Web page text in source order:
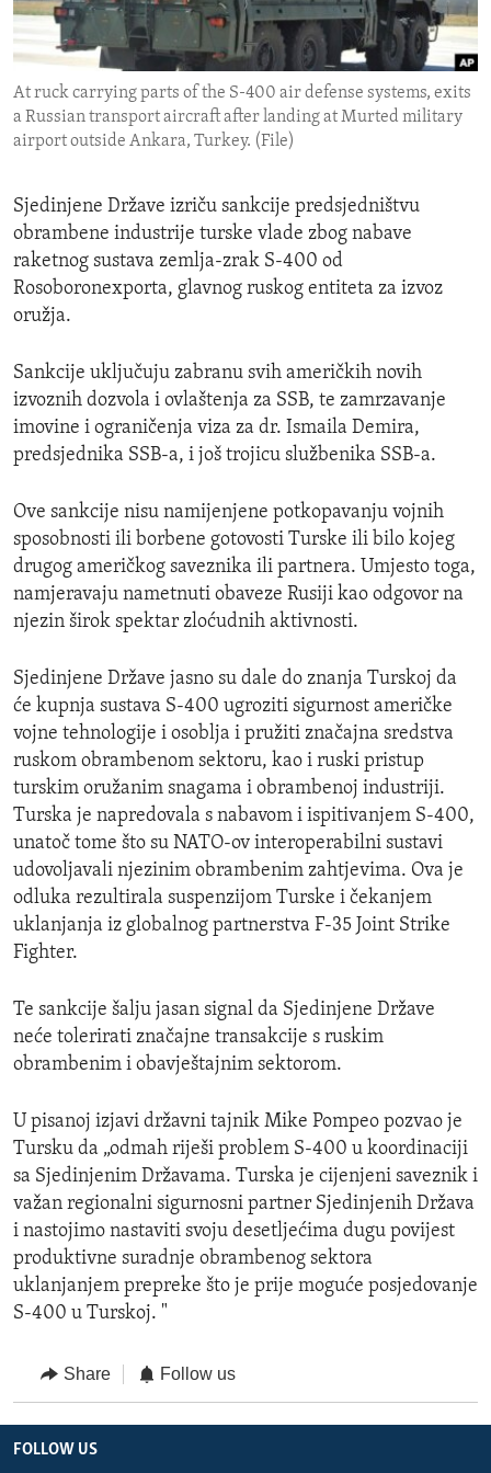
ENVIRONMENT AND HEALTH
IDEALS AND INSTITUTIONS
At ruck carrying parts of the S-400 air defense systems, exits
a Russian transport aircraft after landing at Murted military
airport outside Ankara, Turkey. (File)
Sjedinjene Države izriču sankcije predsjedništvu
obrambene industrije turske vlade zbog nabave
raketnog sustava zemlja-zrak S-400 od
Rosoboronexporta, glavnog ruskog entiteta za izvoz
oružja.
Sankcije uključuju zabranu svih američkih novih
izvoznih dozvola i ovlaštenja za SSB, te zamrzavanje
imovine i ograničenja viza za dr. Ismaila Demira,
predsjednika SSB-a, i još trojicu službenika SSB-a.
Ove sankcije nisu namijenjene potkopavanju vojnih
sposobnosti ili borbene gotovosti Turske ili bilo kojeg
drugog američkog saveznika ili partnera. Umjesto toga,
namjeravaju nametnuti obaveze Rusiji kao odgovor na
njezin širok spektar zloćudnih aktivnosti.
Sjedinjene Države jasno su dale do znanja Turskoj da
će kupnja sustava S-400 ugroziti sigurnost američke
vojne tehnologije i osoblja i pružiti značajna sredstva
ruskom obrambenom sektoru, kao i ruski pristup
turskim oružanim snagama i obrambenoj industriji.
Turska je napredovala s nabavom i ispitivanjem S-400,
unatoč tome što su NATO-ov interoperabilni sustavi
udovoljavali njezinim obrambenim zahtjevima. Ova je
odluka rezultirala suspenzijom Turske i čekanjem
uklanjanja iz globalnog partnerstva F-35 Joint Strike
Fighter.
Te sankcije šalju jasan signal da Sjedinjene Države
neće tolerirati značajne transakcije s ruskim
obrambenim i obavještajnim sektorom.
U pisanoj izjavi državni tajnik Mike Pompeo pozvao je
Tursku da „odmah riješi problem S-400 u koordinaciji
sa Sjedinjenim Državama. Turska je cijenjeni saveznik i
važan regionalni sigurnosni partner Sjedinjenih Država
i nastojimo nastaviti svoju desetljećima dugu povijest
produktivne suradnje obrambenog sektora
uklanjanjem prepreke što je prije moguće posjedovanje
S-400 u Turskoj. "
Share Follow us
FOLLOW US